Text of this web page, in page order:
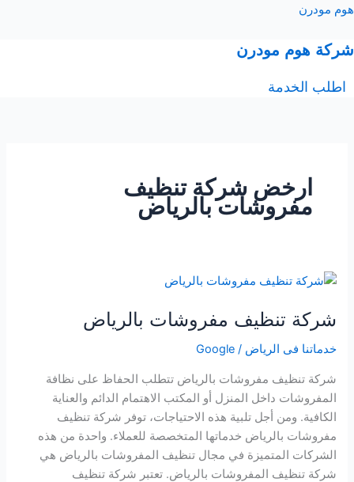
تخطي
المحتوى
هوم مودرن
شركة هوم مودرن
اطلب الخدمة
ارخض شركة تنظيف
مفروشات بالرياض
شركة تنظيف مفروشات بالرياض
خدماتنا فى الرياض /
Google
شركة تنظيف مفروشات بالرياض تتطلب الحفاظ على نظافة
المفروشات داخل المنزل أو المكتب الاهتمام الدائم والعناية
الكافية. ومن أجل تلبية هذه الاحتياجات، توفر شركة تنظيف
مفروشات بالرياض خدماتها المتخصصة للعملاء. واحدة من هذه
الشركات المتميزة في مجال تنظيف المفروشات بالرياض هي
شركة تنظيف المفروشات بالرياض. تعتبر شركة تنظيف
شركة
مفروشات